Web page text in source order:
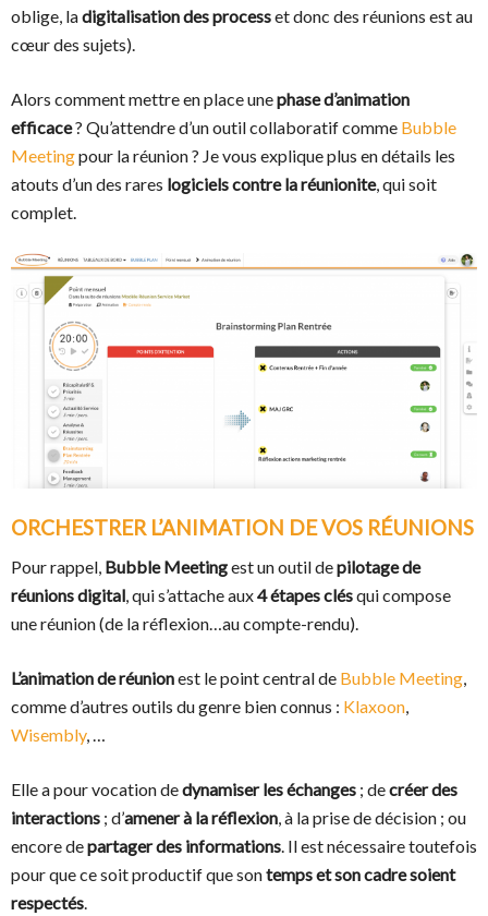
oblige, ladigitalisation des processet donc des réunions est au
cœur des sujets).
Alors comment mettre en place unephase d’animation
efficace? Qu’attendre d’un outil collaboratif comme Bubble
Meetingpour la réunion ? Je vous explique plus en détails les
atouts d’un des rares logiciels contre la réunionite, qui soit
complet.
ORCHESTRER L’ANIMATION DE VOS RÉUNIONS
Pour rappel, Bubble Meetingest un outil depilotage de
réunions digital, qui s’attache aux4 étapes clésqui compose
une réunion (de la réflexion…au compte-rendu).
L’animation de réunionest le point central de Bubble Meeting,
comme d’autres outils du genre bien connus : Klaxoon,
Wisembly, …
Elle a pour vocation dedynamiser les échanges ; decréer des
interactions ; d’amener à la réflexion, à la prise de décision ; ou
encore departager des informations. Il est nécessaire toutefois
pour que ce soit productif que sontemps et son cadre soient
respectés.